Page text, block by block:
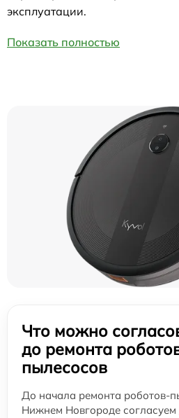
эксплуатации.
Показать полностью
Что можно
до ремонта
пылесосов
До начала ремонта роботов-
Нижнем Новгороде согласуем